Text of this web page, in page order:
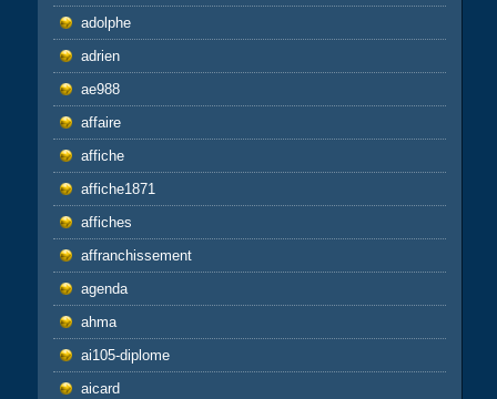
adolphe
adrien
ae988
affaire
affiche
affiche1871
affiches
affranchissement
agenda
ahma
ai105-diplome
aicard